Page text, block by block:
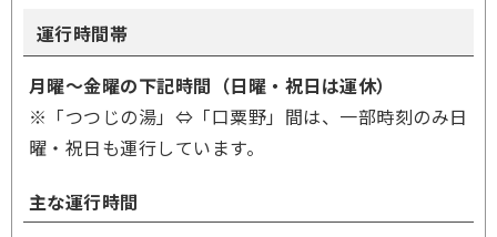
運行時間帯
月曜～金曜の下記時間（日曜・祝日は運休）
※「つつじの湯」⇔「口粟野」間は、一部時刻のみ日
曜・祝日も運行しています。
主な運行時間